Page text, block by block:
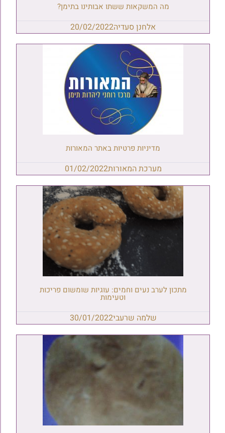
מה המשקאות ששתו אבותינו בתימן?
אלחנן סעדיה20/02/2022
מדיניות פרטיות באתר המאורות
מערכת המאורות01/02/2022
מתכון לערב נעים וחמים: עוגיות שומשום פריכות
וטעימות
שלמה שרעבי30/01/2022